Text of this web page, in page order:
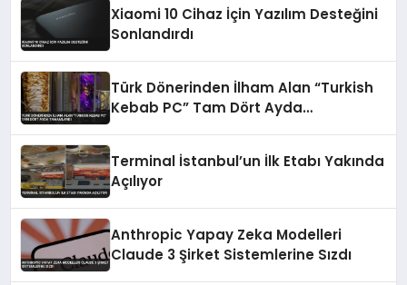
Xiaomi 10 Cihaz İçin Yazılım Desteğini
Sonlandırdı
Türk Dönerinden İlham Alan “Turkish
Kebab PC” Tam Dört Ayda
Terminal İstanbul’un İlk Etabı Yakında
Açılıyor
Anthropic Yapay Zeka Modelleri
Claude 3 Şirket Sistemlerine Sızdı